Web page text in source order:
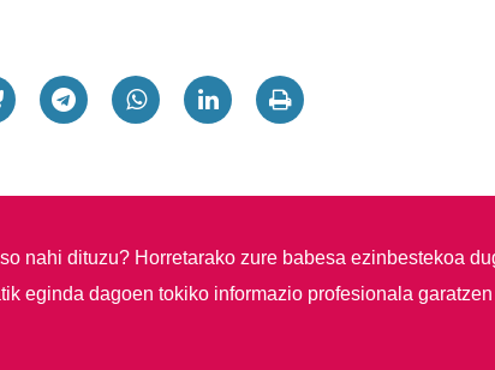
nahi dituzu? Horretarako zure babesa ezinbestekoa
eginda dagoen tokiko informazio profesionala garatzen